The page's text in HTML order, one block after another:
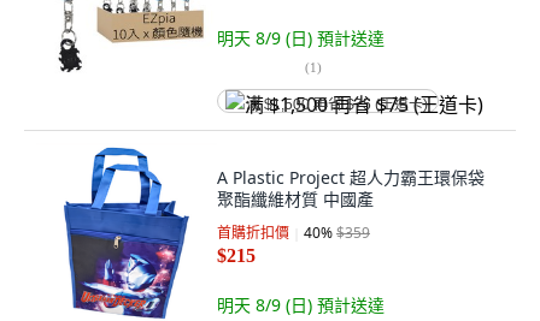
明天 8/9 (日) 預計送達
(1)
满 $1,500 再省 $75 (王道卡)
A Plastic Project 超人力霸王環保袋
聚酯纖維材質 中國產
首購折扣價 40%$359
$215
明天 8/9 (日) 預計送達